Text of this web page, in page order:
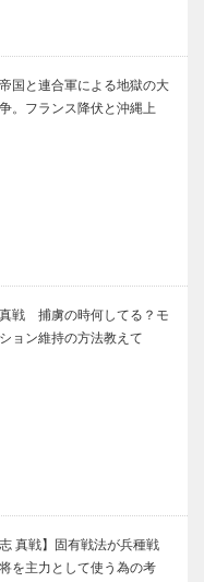
国と連合軍による地獄の大
。フランス降伏と沖縄上
戦 捕虜の時何してる？モ
ョン維持の方法教えて
志 真戦】固有戦法が兵種戦
を主力として使う為の考